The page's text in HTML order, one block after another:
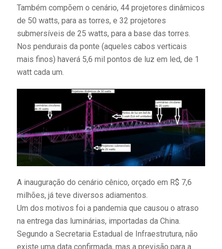
Também compõem o cenário, 44 projetores dinâmicos
de 50 watts, para as torres, e 32 projetores
submersíveis de 25 watts, para a base das torres.
Nos pendurais da ponte (aqueles cabos verticais
mais finos) haverá 5,6 mil pontos de luz em led, de 1
watt cada um.
A inauguração do cenário cênico, orçado em R$ 7,6
milhões, já teve diversos adiamentos.
Um dos motivos foi a pandemia que causou o atraso
na entrega das luminárias, importadas da China.
Segundo a Secretaria Estadual de Infraestrutura, não
existe uma data confirmada, mas a previsão para a